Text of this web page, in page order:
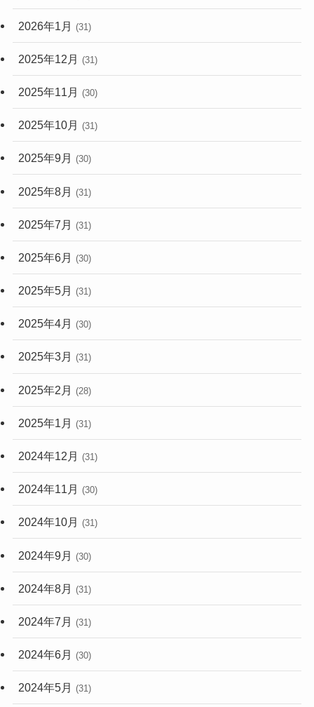
2026年1月 (31)
2025年12月 (31)
2025年11月 (30)
2025年10月 (31)
2025年9月 (30)
2025年8月 (31)
2025年7月 (31)
2025年6月 (30)
2025年5月 (31)
2025年4月 (30)
2025年3月 (31)
2025年2月 (28)
2025年1月 (31)
2024年12月 (31)
2024年11月 (30)
2024年10月 (31)
2024年9月 (30)
2024年8月 (31)
2024年7月 (31)
2024年6月 (30)
2024年5月 (31)